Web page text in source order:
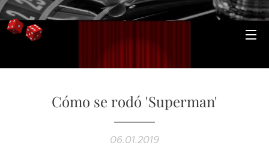
Cómo se rodó 'Superman'
06.01.2019